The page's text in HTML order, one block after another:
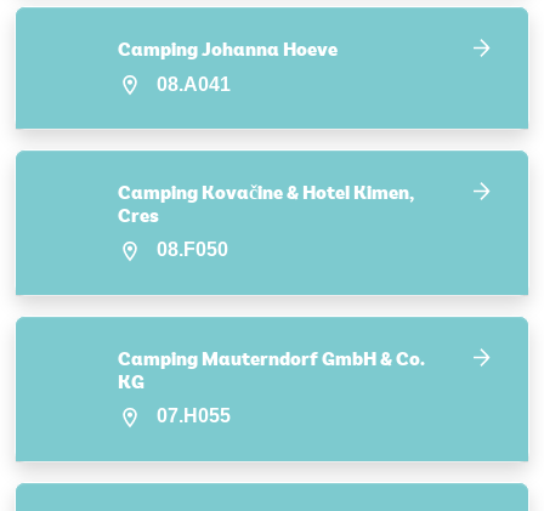
Camping Johanna Hoeve
08.A041
Camping Kovačine & Hotel Kimen,
Cres
08.F050
Camping Mauterndorf GmbH & Co.
KG
07.H055